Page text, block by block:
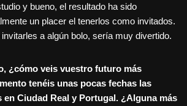
y bueno, el resultado ha sido
un placer el tenerlos como invitados.
a algún bolo, sería muy divertido.
¿cómo veis vuestro futuro más
tenéis unas pocas fechas las
en Ciudad Real y Portugal. ¿Alguna más